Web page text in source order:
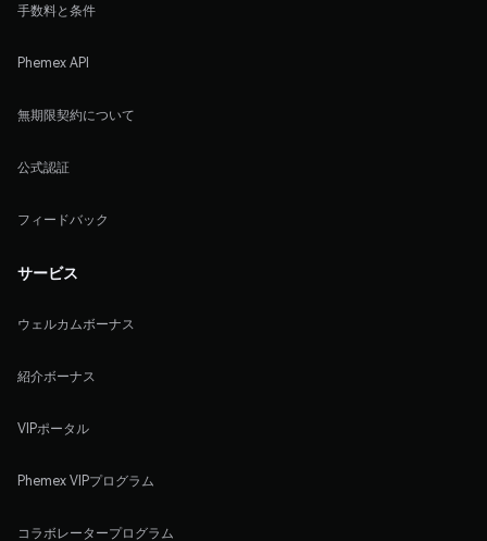
手数料と条件
Phemex API
無期限契約について
公式認証
フィードバック
サービス
ウェルカムボーナス
紹介ボーナス
VIPポータル
Phemex VIPプログラム
コラボレータープログラム